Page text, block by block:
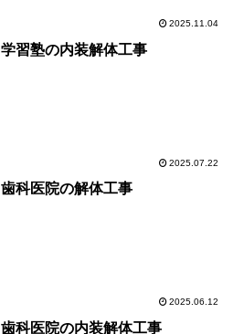
2025.11.04
学習塾の内装解体工事
2025.07.22
歯科医院の解体工事
2025.06.12
歯科医院の内装解体工事